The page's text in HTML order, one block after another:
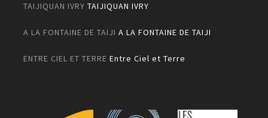
TAIJIQUAN IVRY TAIJIQUAN IVRY
A LA FONTAINE DE TAIJI A LA FONTAINE DE TAIJI
ENTRE CIEL ET TERRE Entre Ciel et Terre